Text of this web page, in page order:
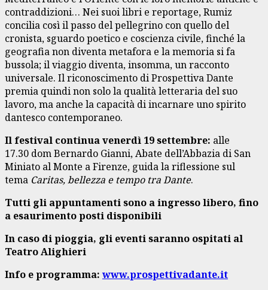
contraddizioni… Nei suoi libri e reportage, Rumiz
concilia così il passo del pellegrino con quello del
cronista, sguardo poetico e coscienza civile, finché la
geografia non diventa metafora e la memoria si fa
bussola; il viaggio diventa, insomma, un racconto
universale. Il riconoscimento di Prospettiva Dante
premia quindi non solo la qualità letteraria del suo
lavoro, ma anche la capacità di incarnare uno spirito
dantesco contemporaneo.
Il festival continua venerdì 19 settembre: alle
17.30 dom Bernardo Gianni, Abate dell’Abbazia di San
Miniato al Monte a Firenze, guida la riflessione sul
tema Caritas, bellezza e tempo tra Dante.
Tutti gli appuntamenti sono a ingresso libero, fino
a esaurimento posti disponibili
In caso di pioggia, gli eventi saranno ospitati al
Teatro Alighieri
Info e programma: www.prospettivadante.it